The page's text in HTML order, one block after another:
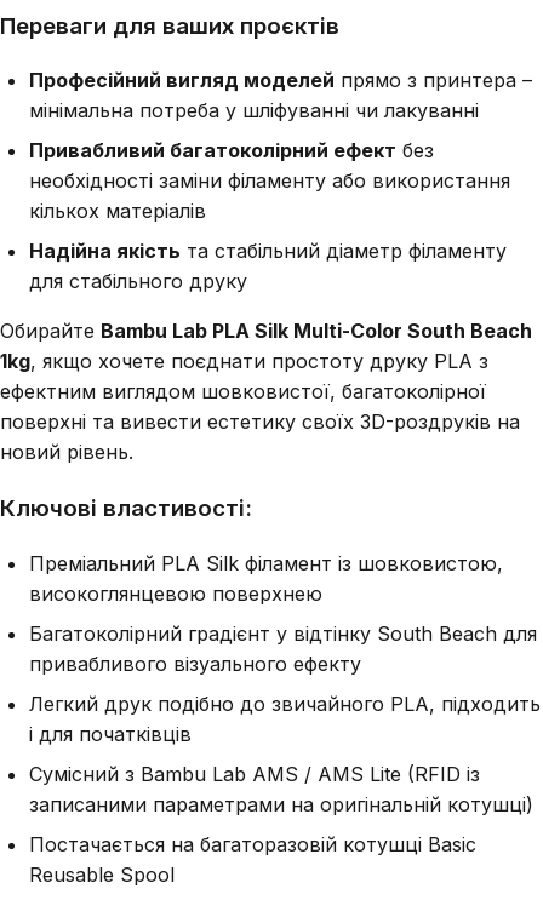
Переваги для ваших проєктів
Професійний вигляд моделей прямо з принтера –
мінімальна потреба у шліфуванні чи лакуванні
Привабливий багатоколірний ефект без
необхідності заміни філаменту або використання
кількох матеріалів
Надійна якість та стабільний діаметр філаменту
для стабільного друку
Обирайте Bambu Lab PLA Silk Multi-Color South Beach
1kg, якщо хочете поєднати простоту друку PLA з
ефектним виглядом шовковистої, багатоколірної
поверхні та вивести естетику своїх 3D-роздруків на
новий рівень.
Ключові властивості:
Преміальний PLA Silk філамент із шовковистою,
високоглянцевою поверхнею
Багатоколірний градієнт у відтінку South Beach для
привабливого візуального ефекту
Легкий друк подібно до звичайного PLA, підходить
і для початківців
Сумісний з Bambu Lab AMS / AMS Lite (RFID із
записаними параметрами на оригінальній котушці)
Постачається на багаторазовій котушці Basic
Reusable Spool